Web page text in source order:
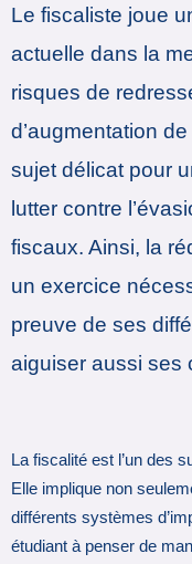
Le fiscaliste joue
actuelle dans la
risques de
d’augmentation
sujet délicat pour
lutter contre
fiscaux. Ainsi, la
un exercice
preuve de ses
aiguiser aussi ses
La fiscalité est l’un des
Elle implique non
différents systèmes
étudiant à penser de